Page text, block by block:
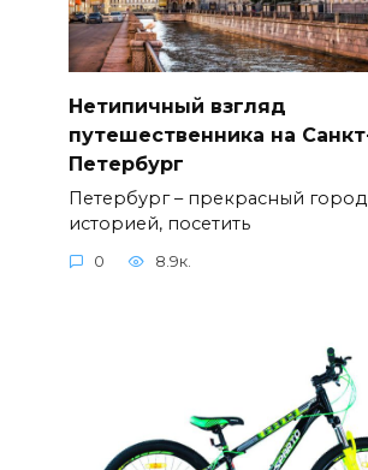
Нетипичный взгляд
путешественника на
Петербург
Петербург – прекрасный город
историей, посетить
0 8.9к.